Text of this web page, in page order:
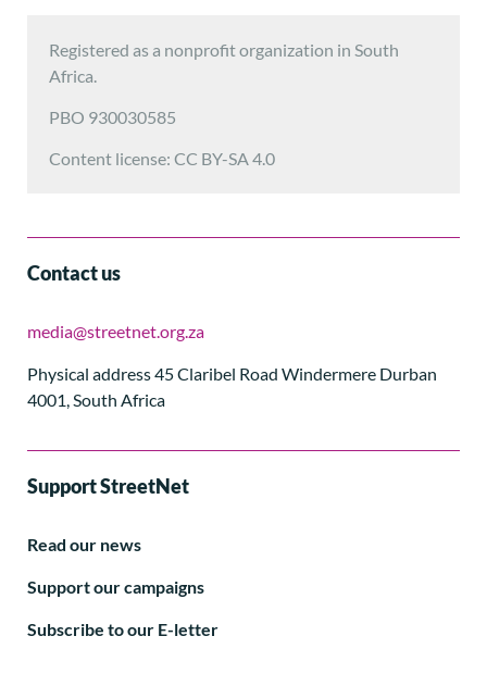
Registered as a nonprofit organization in South
Africa.
PBO 930030585
Content license: CC BY-SA 4.0
Contact us
media@streetnet.org.za
Physical address 45 Claribel Road Windermere Durban
4001, South Africa
Support StreetNet
Read our news
Support our campaigns
Subscribe to our E-letter